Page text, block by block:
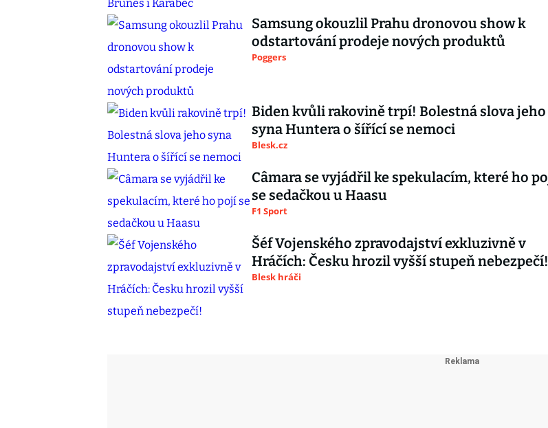
Samsung okouzlil Prahu dronovou show k
odstartování prodeje nových produktů
Poggers
Biden kvůli rakovině trpí! Bolestná slova jeho
syna Huntera o šířící se nemoci
Blesk.cz
Câmara se vyjádřil ke spekulacím, které ho
se sedačkou u Haasu
F1 Sport
Šéf Vojenského zpravodajství exkluzivně v
Hráčích: Česku hrozil vyšší stupeň nebezpečí!
Blesk hráči